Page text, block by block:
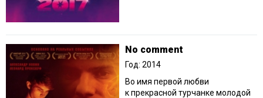
No comment
Год: 2014
Во имя первой любви
к прекрасной турчанке молодой